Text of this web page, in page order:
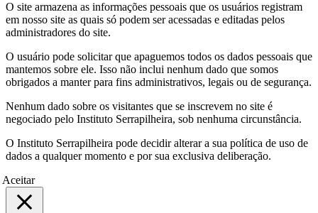
O site armazena as informações pessoais que os usuários registram
em nosso site as quais só podem ser acessadas e editadas pelos
administradores do site.
O usuário pode solicitar que apaguemos todos os dados pessoais que
mantemos sobre ele. Isso não inclui nenhum dado que somos
obrigados a manter para fins administrativos, legais ou de segurança.
Nenhum dado sobre os visitantes que se inscrevem no site é
negociado pelo Instituto Serrapilheira, sob nenhuma circunstância.
O Instituto Serrapilheira pode decidir alterar a sua política de uso de
dados a qualquer momento e por sua exclusiva deliberação.
Aceitar